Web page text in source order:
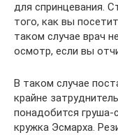
для спринцевания.
того, как вы
таком случае врач
осмотр, если вы
В таком случае
крайне
понадобится груша-
кружка Эсмарха.